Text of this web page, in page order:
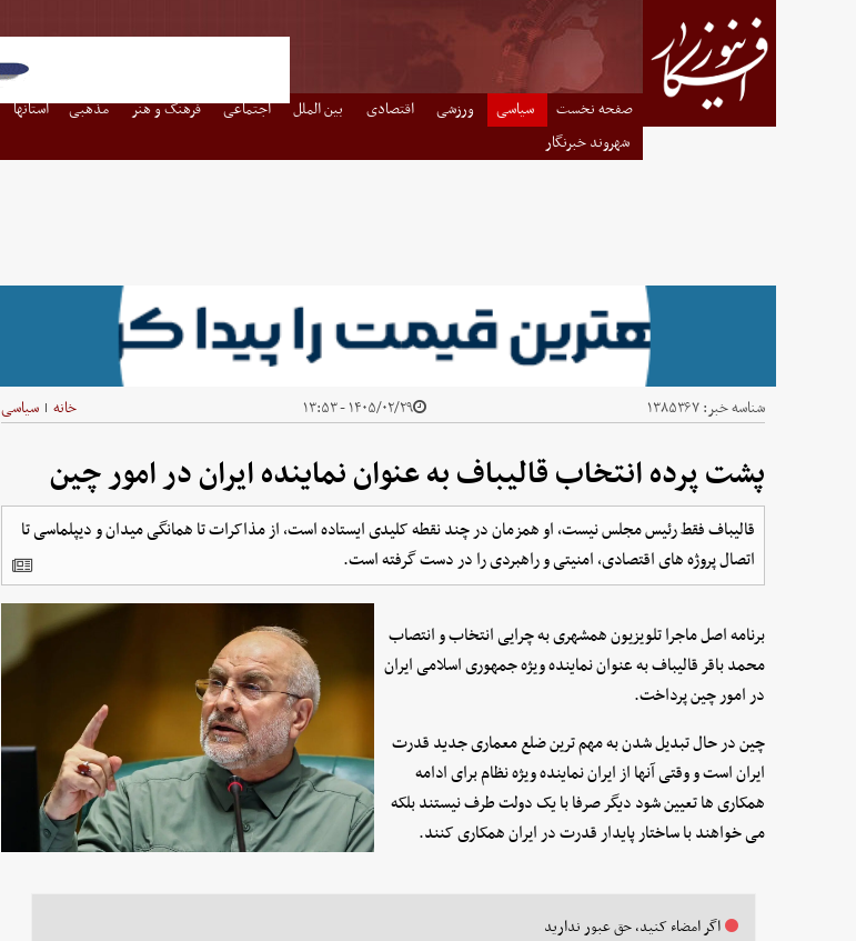
صفحه نخست سیاسی ورزشی اقتصادی بین الملل اجتماعی فرهنگ و هنر مذهبی استانها
شهروند خبرنگار
شناسه خبر:۱۳۸۵۳۶۷ ۱۴۰۵/۰۲/۲۹ - ۱۳:۵۳ خانه | سیاسی
پشت پرده انتخاب قالیباف به عنوان نماینده ایران در امور چین
قالیباف فقط رئیس مجلس نیست، او همزمان در چند نقطه کلیدی ایستاده است، از مذاکرات تا همانگی میدان و دیپلماسی تا
اتصال پروژه های اقتصادی، امنیتی و راهبردی را در دست گرفته است.
برنامه اصل ماجرا تلویزیون همشهری به چرایی انتخاب و انتصاب
محمد باقر قالیباف به عنوان نماینده ویژه جمهوری اسلامی ایران
در امور چین پرداخت.
چین در حال تبدیل شدن به مهم ترین ضلع معماری جدید قدرت
ایران است و وقتی آنها از ایران نماینده ویژه نظام برای ادامه
همکاری ها تعیین شود دیگر صرفا با یک دولت طرف نیستند بلکه
می خواهند با ساختار پایدار قدرت در ایران همکاری کنند.
اگر امضاء کنید، حق عبور ندارید